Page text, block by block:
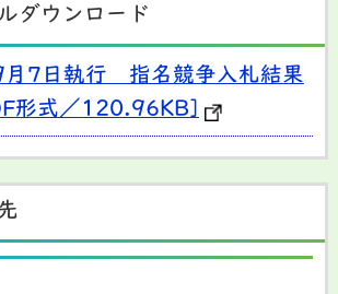
ダウンロード
月7日執行 指名競争入札結果
形式／120.96KB]